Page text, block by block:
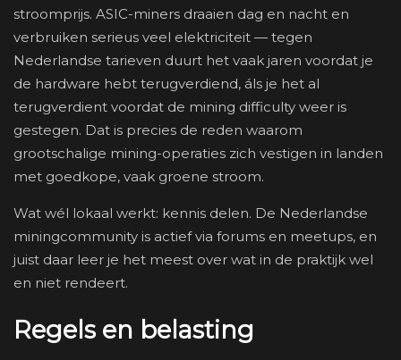
stroomprijs. ASIC-miners draaien dag en nacht en
verbruiken serieus veel elektriciteit — tegen
Nederlandse tarieven duurt het vaak jaren voordat je
de hardware hebt terugverdiend, áls je het al
terugverdient voordat de mining difficulty weer is
gestegen. Dat is precies de reden waarom
grootschalige mining-operaties zich vestigen in landen
met goedkope, vaak groene stroom.
Wat wél lokaal werkt: kennis delen. De Nederlandse
miningcommunity is actief via forums en meetups, en
juist daar leer je het meest over wat in de praktijk wel
en niet rendeert.
Regels en belasting